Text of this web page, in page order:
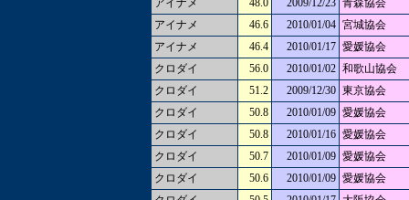
アイナメ
48.0 2009/12/23 青森協会
アイナメ
46.6 2010/01/04 宮城協会
アイナメ
46.4 2010/01/17 愛媛協会
クロダイ
56.0 2010/01/02 和歌山協会
クロダイ
51.2 2009/12/30 東京協会
クロダイ
50.8 2010/01/09 愛媛協会
クロダイ
50.8 2010/01/16 愛媛協会
クロダイ
50.7 2010/01/09 愛媛協会
クロダイ
50.6 2010/01/09 愛媛協会